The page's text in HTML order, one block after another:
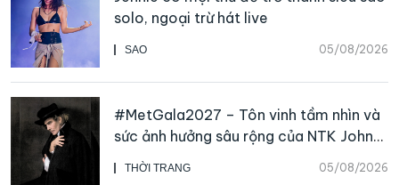
SAO 05/08/2026
solo, ngoại trừ hát live
THỜI TRANG 05/08/2026
#MetGala2027 – Tôn vinh tầm nhìn và
sức ảnh hưởng sâu rộng của NTK John
Galliano